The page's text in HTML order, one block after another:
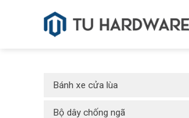
Bánh xe cửa lùa
Bộ dây chống ngã